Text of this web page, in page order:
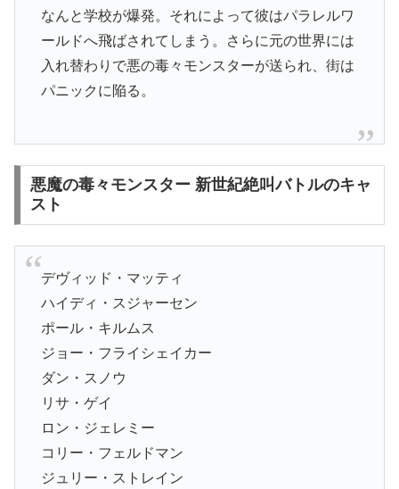
なんと学校が爆発。それによって彼はパラレルワ
ールドへ飛ばされてしまう。さらに元の世界には
入れ替わりで悪の毒々モンスターが送られ、街は
パニックに陥る。
悪魔の毒々モンスター 新世紀絶叫バトルのキャ
スト
デヴィッド・マッティ
ハイディ・スジャーセン
ポール・キルムス
ジョー・フライシェイカー
ダン・スノウ
リサ・ゲイ
ロン・ジェレミー
コリー・フェルドマン
ジュリー・ストレイン